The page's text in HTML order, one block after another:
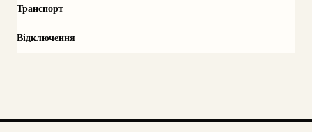
Транспорт
Відключення